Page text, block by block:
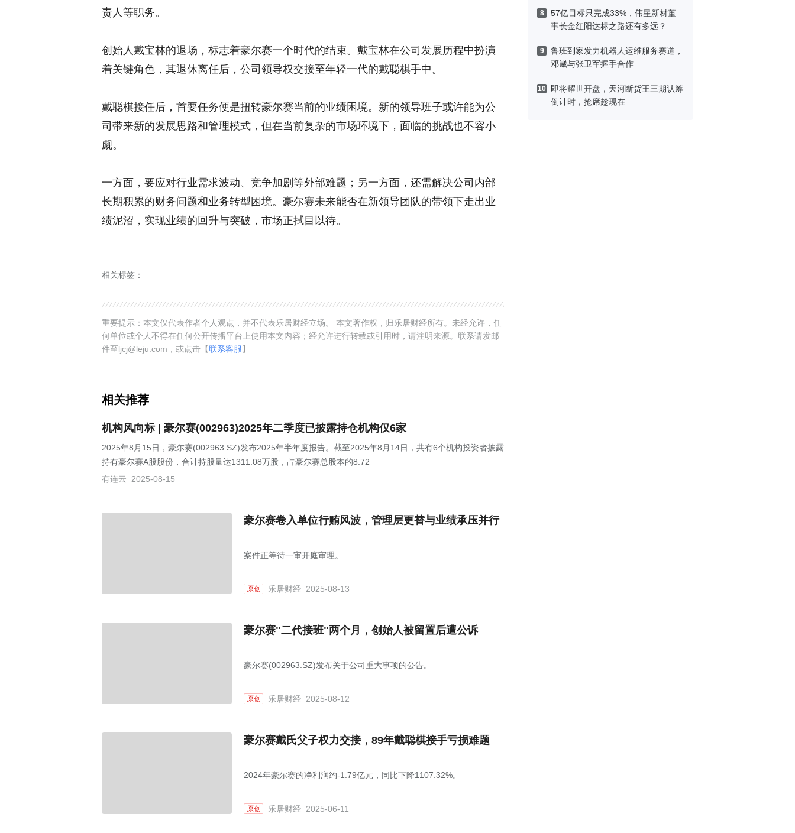
8
57亿目标只完成33%，伟星新材董
事长金红阳达标之路还有多远？
9
鲁班到家发力机器人运维服务赛道，
邓崴与张卫军握手合作
10
即将耀世开盘，天河断货王三期认筹
倒计时，抢席趁现在
责人等职务。
创始人戴宝林的退场，标志着豪尔赛一个时代的结束。戴宝林在公司发展历程中扮演
着关键角色，其退休离任后，公司领导权交接至年轻一代的戴聪棋手中。
戴聪棋接任后，首要任务便是扭转豪尔赛当前的业绩困境。新的领导班子或许能为公
司带来新的发展思路和管理模式，但在当前复杂的市场环境下，面临的挑战也不容小
觑。
一方面，要应对行业需求波动、竞争加剧等外部难题；另一方面，还需解决公司内部
长期积累的财务问题和业务转型困境。豪尔赛未来能否在新领导团队的带领下走出业
绩泥沼，实现业绩的回升与突破，市场正拭目以待。
相关标签：
重要提示：本文仅代表作者个人观点，并不代表乐居财经立场。 本文著作权，归乐居财经所有。未经允许，任
何单位或个人不得在任何公开传播平台上使用本文内容；经允许进行转载或引用时，请注明来源。联系请发邮
件至ljcj@leju.com，或点击【联系客服】
相关推荐
机构风向标 | 豪尔赛(002963)2025年二季度已披露持仓机构仅6家
2025年8月15日，豪尔赛(002963.SZ)发布2025年半年度报告。截至2025年8月14日，共有6个机构投资者披露
持有豪尔赛A股股份，合计持股量达1311.08万股，占豪尔赛总股本的8.72
有连云
2025-08-15
豪尔赛卷入单位行贿风波，管理层更替与业绩承压并行
案件正等待一审开庭审理。
原创 乐居财经 2025-08-13
豪尔赛"二代接班"两个月，创始人被留置后遭公诉
豪尔赛(002963.SZ)发布关于公司重大事项的公告。
原创 乐居财经 2025-08-12
豪尔赛戴氏父子权力交接，89年戴聪棋接手亏损难题
2024年豪尔赛的净利润约-1.79亿元，同比下降1107.32%。
原创 乐居财经 2025-06-11